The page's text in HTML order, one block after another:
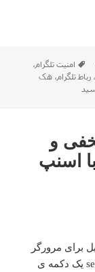
ربات های جعلی
برچسب‌ها
امنیت تلگرام،
،رباط تلگرام،هک
تلگرام خود باشید!
و
اسنپ
برای مرورگر
گوگل کروم در جیمیل خود در کنار دکمه ی send یک دکمه ی